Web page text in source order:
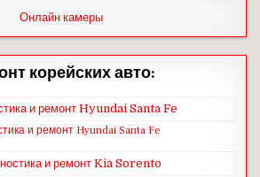
Онлайн камеры
корейских авто:
и ремонт Hyundai Santa Fe